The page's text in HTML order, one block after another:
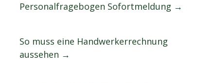
Personalfragebogen Sofortmeldung →
So muss eine Handwerkerrechnung
aussehen →